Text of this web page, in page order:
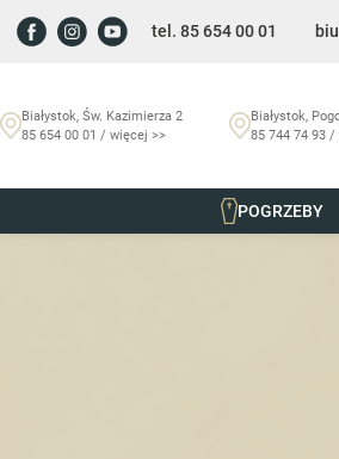
tel. 85 654 00 01
Białystok, Św. Kazimierza 2
85 654 00 01 / więcej >>
Białystok,
85 744 74 93 /
POGRZEBY
Szmurło Centrum